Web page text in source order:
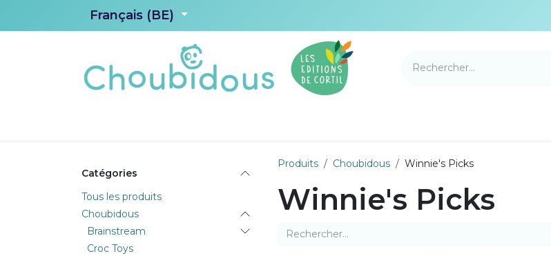
Français (BE)
Catégories
Tous les produits
Choubidous
Brainstream
Croc Toys
Produits Choubidous Winnie's Picks
Winnie's Picks